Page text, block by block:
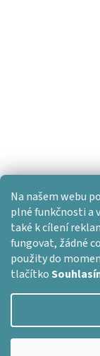
Na našem webu
plné funkčnosti a
také k cílení
fungovat, žádné
použity do
tlačítko